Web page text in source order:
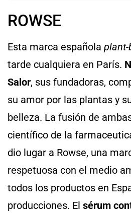
ROWSE
Esta marca española plant-
tarde cualquiera en París.
Salor, sus fundadoras,
su amor por las plantas y
belleza. La fusión de
científico de la
dio lugar a Rowse, una
respetuosa con el medio
todos los productos en
producciones. El sérum